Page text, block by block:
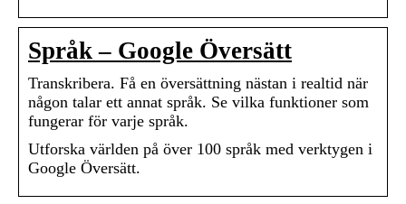
Språk – Google Översätt
Transkribera. Få en översättning nästan i realtid när
någon talar ett annat språk. Se vilka funktioner som
fungerar för varje språk.
Utforska världen på över 100 språk med verktygen i
Google Översätt.